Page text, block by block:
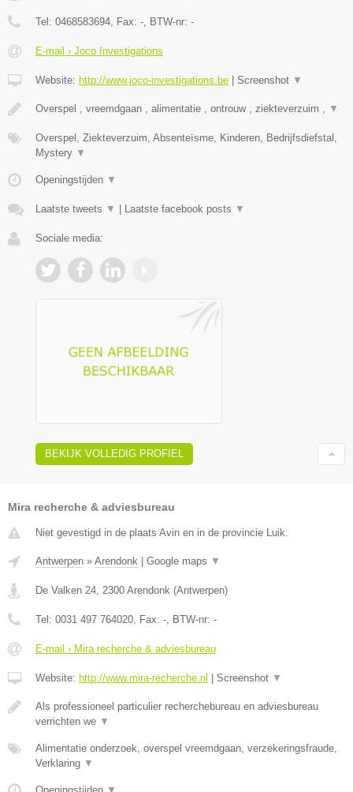
Tel: 0468583694, Fax: -, BTW-nr: -
E-mail › Joco Investigations
Website: http://www.joco-investigations.be Screenshot ▼
Overspel , vreemdgaan , alimentatie , ontrouw , ziekteverzuim , ▼
Overspel, Ziekteverzuim, Absenteïsme, Kinderen, Bedrijfsdiefstal,
Mystery ▼
Openingstijden ▼
Laatste tweets ▼ Laatste facebook posts ▼
Sociale media:
BEKIJK VOLLEDIG PROFIEL
Mira recherche & adviesbureau
Niet gevestigd in de plaats Avin en in de provincie Luik.
Antwerpen » Arendonk Google maps ▼
De Valken 24 2300 Arendonk (Antwerpen)
Tel: 0031 497 764020 , Fax: - , BTW-nr: -
E-mail › Mira recherche & adviesbureau
Website: http://www.mira-recherche.nl Screenshot ▼
Als professioneel particulier recherchebureau en adviesbureau
verrichten we ▼
Alimentatie onderzoek, overspel vreemdgaan, verzekeringsfraude,
Verklaring ▼